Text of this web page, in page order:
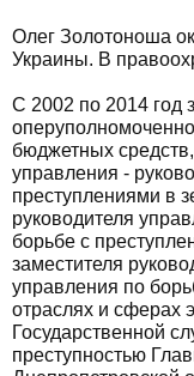
Олег Золотоноша
Украины. В
С 2002 по 2014 год
бюджетных
управления -
преступлениями в
руководителя
борьбе с
заместителя
управления по
отраслях и сферах
Государственной
преступностью